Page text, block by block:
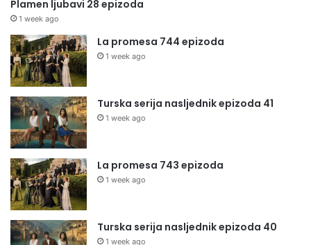
Plamen ljubavi 28 epizoda
1 week ago
La promesa 744 epizoda
1 week ago
Turska serija nasljednik epizoda 41
1 week ago
La promesa 743 epizoda
1 week ago
Turska serija nasljednik epizoda 40
1 week ago